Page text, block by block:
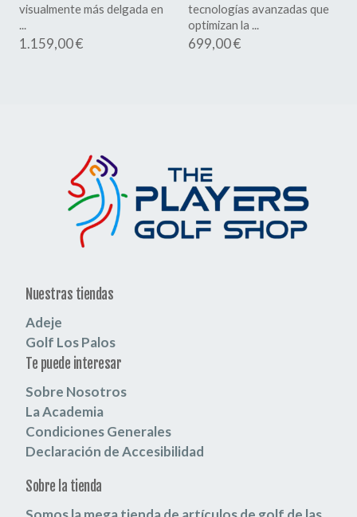
visualmente más delgada en
...
1.159,00 €
tecnologías avanzadas que
optimizan la ...
699,00 €
Nuestras tiendas
Adeje
Golf Los Palos
Te puede interesar
Sobre Nosotros
La Academia
Condiciones Generales
Declaración de Accesibilidad
Sobre la tienda